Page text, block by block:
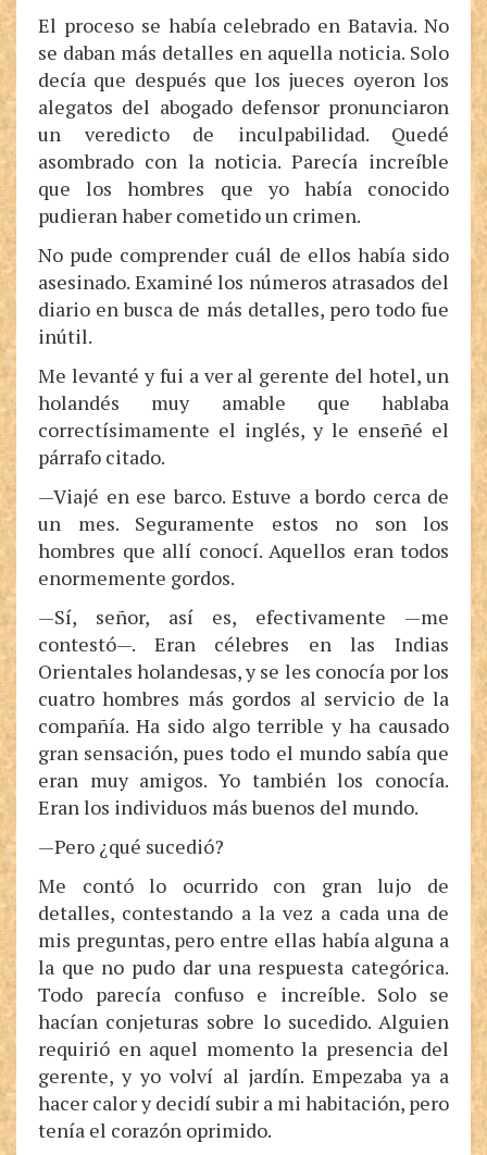
El proceso se había celebrado en Batavia. No
se daban más detalles en aquella noticia. Solo
decía que después que los jueces oyeron los
alegatos del abogado defensor pronunciaron
un veredicto de inculpabilidad. Quedé
asombrado con la noticia. Parecía increíble
que los hombres que yo había conocido
pudieran haber cometido un crimen.
No pude comprender cuál de ellos había sido
asesinado. Examiné los números atrasados del
diario en busca de más detalles, pero todo fue
inútil.
Me levanté y fui a ver al gerente del hotel, un
holandés muy amable que hablaba
correctísimamente el inglés, y le enseñé el
párrafo citado.
—Viajé en ese barco. Estuve a bordo cerca de
un mes. Seguramente estos no son los
hombres que allí conocí. Aquellos eran todos
enormemente gordos.
—Sí, señor, así es, efectivamente —me
contestó—. Eran célebres en las Indias
Orientales holandesas, y se les conocía por los
cuatro hombres más gordos al servicio de la
compañía. Ha sido algo terrible y ha causado
gran sensación, pues todo el mundo sabía que
eran muy amigos. Yo también los conocía.
Eran los individuos más buenos del mundo.
—Pero ¿qué sucedió?
Me contó lo ocurrido con gran lujo de
detalles, contestando a la vez a cada una de
mis preguntas, pero entre ellas había alguna a
la que no pudo dar una respuesta categórica.
Todo parecía confuso e increíble. Solo se
hacían conjeturas sobre lo sucedido. Alguien
requirió en aquel momento la presencia del
gerente, y yo volví al jardín. Empezaba ya a
hacer calor y decidí subir a mi habitación, pero
tenía el corazón oprimido.